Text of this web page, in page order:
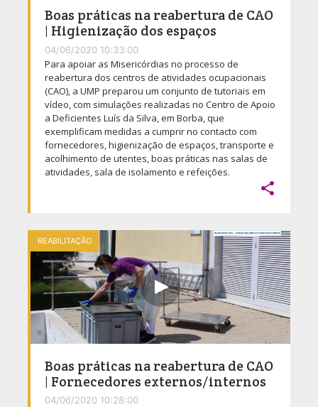
Boas práticas na reabertura de CAO
| Higienização dos espaços
04/06/2020 10:33:00
Para apoiar as Misericórdias no processo de
reabertura dos centros de atividades ocupacionais
(CAO), a UMP preparou um conjunto de tutoriais em
vídeo, com simulações realizadas no Centro de Apoio
a Deficientes Luís da Silva, em Borba, que
exemplificam medidas a cumprir no contacto com
fornecedores, higienização de espaços, transporte e
acolhimento de utentes, boas práticas nas salas de
atividades, sala de isolamento e refeições.

REABILITAÇÃO
Boas práticas na reabertura de CAO
| Fornecedores externos/internos
04/06/2020 10:28:00